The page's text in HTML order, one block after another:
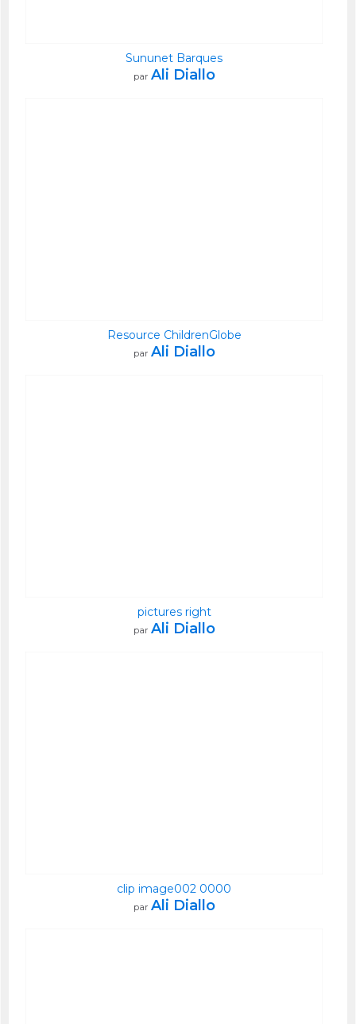
Sununet Barques
par Ali Diallo
Resource ChildrenGlobe
par Ali Diallo
pictures right
par Ali Diallo
clip image002 0000
par Ali Diallo